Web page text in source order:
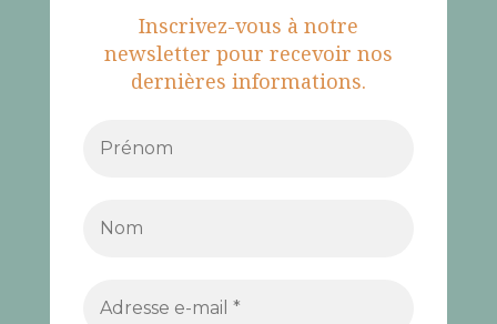
Inscrivez-vous à notre
newsletter pour recevoir nos
dernières informations.